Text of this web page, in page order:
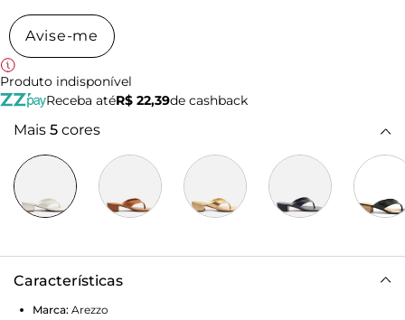
Avise-me
Produto indisponível
Receba atéR$ 22,39de cashback
Mais 5 cores
Características
Marca: Arezzo